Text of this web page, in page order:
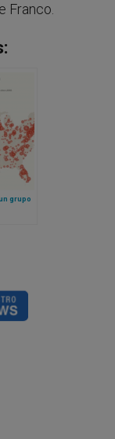
Franco.
grupo